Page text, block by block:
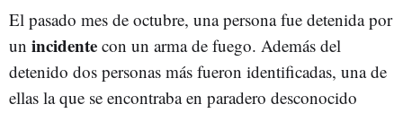
El pasado mes de octubre, una persona fue detenida por
un incidente con un arma de fuego. Además del
detenido dos personas más fueron identificadas, una de
ellas la que se encontraba en paradero desconocido